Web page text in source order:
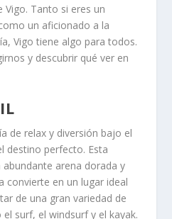
Tanto si eres un
un aficionado a la
Vigo tiene algo para todos.
y descubrir qué ver en
de relax y diversión bajo el
destino perfecto. Esta
arena dorada y
convierte en un lugar ideal
de una gran variedad de
surf, el windsurf y el kayak.